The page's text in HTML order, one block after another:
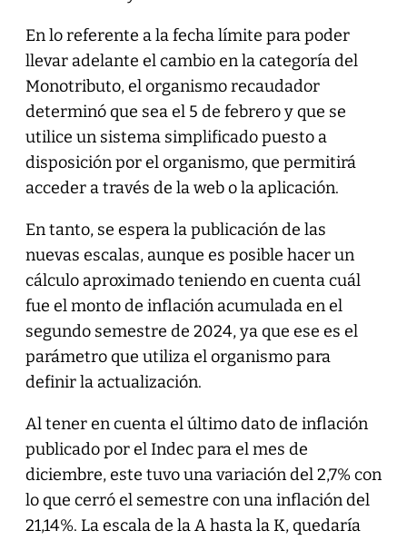
En lo referente a la fecha límite para poder
llevar adelante el cambio en la categoría del
Monotributo, el organismo recaudador
determinó que sea el 5 de febrero y que se
utilice un sistema simplificado puesto a
disposición por el organismo, que permitirá
acceder a través de la web o la aplicación.
En tanto, se espera la publicación de las
nuevas escalas, aunque es posible hacer un
cálculo aproximado teniendo en cuenta cuál
fue el monto de inflación acumulada en el
segundo semestre de 2024, ya que ese es el
parámetro que utiliza el organismo para
definir la actualización.
Al tener en cuenta el último dato de inflación
publicado por el Indec para el mes de
diciembre, este tuvo una variación del 2,7% con
lo que cerró el semestre con una inflación del
21,14%. La escala de la A hasta la K, quedaría